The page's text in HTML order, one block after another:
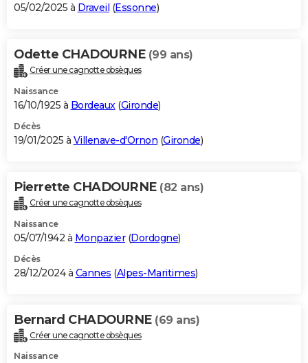
05/02/2025 à Draveil (Essonne)
Odette CHADOURNE (99 ans)
Créer une cagnotte obsèques
Naissance
16/10/1925 à Bordeaux(Gironde)
Décès
19/01/2025 à Villenave-d'Ornon (Gironde)
Pierrette CHADOURNE (82 ans)
Créer une cagnotte obsèques
Naissance
05/07/1942 à Monpazier(Dordogne)
Décès
28/12/2024 à Cannes (Alpes-Maritimes)
Bernard CHADOURNE (69 ans)
Créer une cagnotte obsèques
Naissance